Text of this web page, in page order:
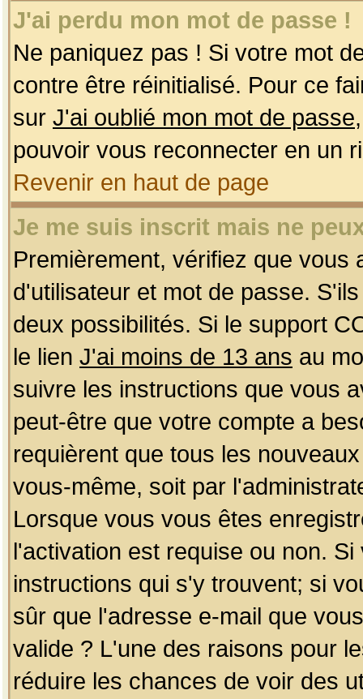
J'ai perdu mon mot de passe !
Ne paniquez pas ! Si votre mot
contre être réinitialisé. Pour ce
sur J'ai oublié mon mot de passe
pouvoir vous reconnecter en un
Revenir en haut de page
Je me suis inscrit mais ne
Premièrement, vérifiez que
d'utilisateur et mot de passe.
deux possibilités. Si le support
le lien J'ai moins de 13 ans au
suivre les instructions que vous
peut-être que votre compte a
requièrent que tous les
vous-même, soit par
Lorsque vous vous êtes
l'activation est requise ou non.
instructions qui s'y trouvent; si
sûr que l'adresse e-mail que
valide ? L'une des raisons pour
réduire les chances de voir des